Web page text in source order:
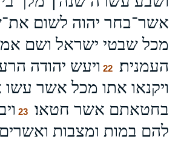
אשר־בחר יהוה לשום
מכל שבטי ישראל ושם
העמנית׃
22 ויעש יהודה
ויקנאו אתו מכל אשר
בחטאתם אשר חטאו׃
23
להם במות ומצבות